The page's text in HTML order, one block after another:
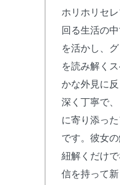
ホリホリセ
回る生活の
を活かし、
を読み解く
かな外見に
深く丁寧で
に寄り添っ
です。彼女
紐解くだけ
信を持って